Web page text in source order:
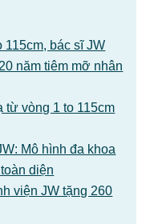
bác sĩ JW
năm tiêm mỡ nhân
từ vòng 1 to 115cm
Mô hình đa khoa
diện
viện JW tặng 260